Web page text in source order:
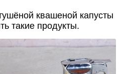
квашеной капусты
такие продукты.